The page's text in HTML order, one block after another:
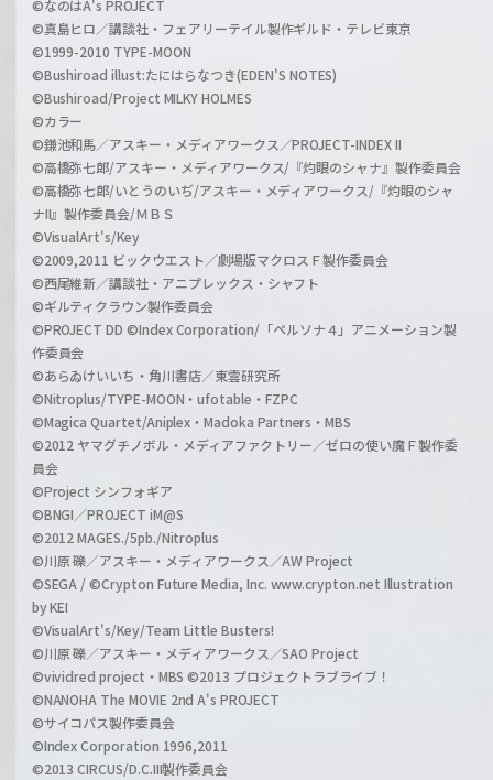
©なのはA's PROJECT
©真島ヒロ／講談社・フェアリーテイル製作ギルド・テレビ東京
©1999-2010 TYPE-MOON
©Bushiroad illust:たにはらなつき(EDEN'S NOTES)
©Bushiroad/Project MILKY HOLMES
©カラー
©鎌池和馬／アスキー・メディアワークス／PROJECT-INDEX II
©高橋弥七郎/アスキー・メディアワークス/『灼眼のシャナ』製作委員会
©高橋弥七郎/いとうのいぢ/アスキー・メディアワークス/『灼眼のシャ
ナII』製作委員会/ＭＢＳ
©VisualArt's/Key
©2009,2011 ビックウエスト／劇場版マクロスＦ製作委員会
©西尾維新／講談社・アニプレックス・シャフト
©ギルティクラウン製作委員会
©PROJECT DD ©Index Corporation/「ペルソナ４」アニメーション製
作委員会
©あらゐけいいち・角川書店／東雲研究所
©Nitroplus/TYPE-MOON・ufotable・FZPC
©Magica Quartet/Aniplex・Madoka Partners・MBS
©2012 ヤマグチノボル・メディアファクトリー／ゼロの使い魔Ｆ製作委
員会
©Project シンフォギア
©BNGI／PROJECT iM@S
©2012 MAGES./5pb./Nitroplus
©川原 礫／アスキー・メディアワークス／AW Project
©SEGA / ©Crypton Future Media, Inc. www.crypton.net Illustration
by KEI
©VisualArt's/Key/Team Little Busters!
©川原 礫／アスキー・メディアワークス／SAO Project
©vividred project・MBS ©2013 プロジェクトラブライブ！
©NANOHA The MOVIE 2nd A's PROJECT
©サイコパス製作委員会
©Index Corporation 1996,2011
©2013 CIRCUS/D.C.III製作委員会